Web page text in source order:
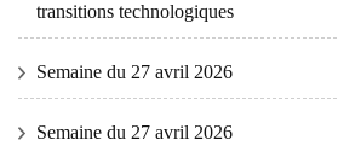
transitions technologiques
Semaine du 27 avril 2026
Semaine du 27 avril 2026